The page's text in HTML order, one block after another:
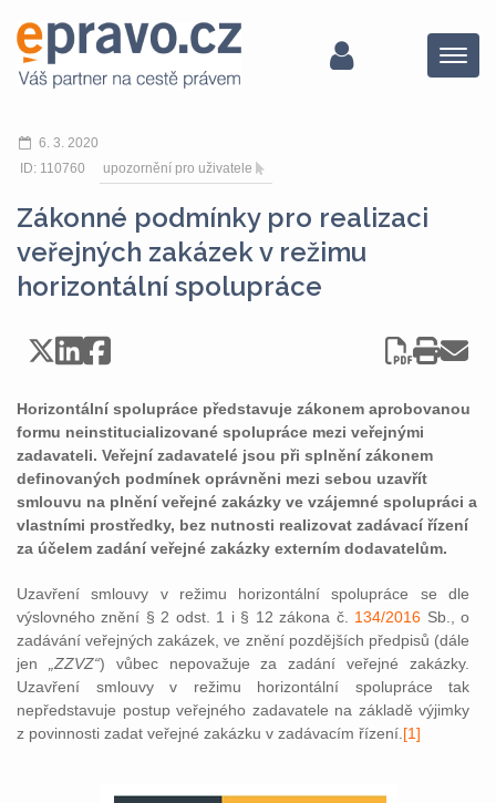
Menu
6. 3. 2020
ID: 110760
upozornění pro uživatele
Zákonné podmínky pro realizaci
veřejných zakázek v režimu
horizontální spolupráce
Horizontální spolupráce představuje zákonem aprobovanou
formu neinstitucializované spolupráce mezi veřejnými
zadavateli. Veřejní zadavatelé jsou při splnění zákonem
definovaných podmínek oprávněni mezi sebou uzavřít
smlouvu na plnění veřejné zakázky ve vzájemné spolupráci a
vlastními prostředky, bez nutnosti realizovat zadávací řízení
za účelem zadání veřejné zakázky externím dodavatelům.
Uzavření smlouvy v režimu horizontální spolupráce se dle
výslovného znění § 2 odst. 1 i § 12 zákona č. 134/2016 Sb., o
zadávání veřejných zakázek, ve znění pozdějších předpisů (dále
jen
„ZZVZ“) vůbec nepovažuje za zadání veřejné zakázky.
Uzavření smlouvy v režimu horizontální spolupráce tak
nepředstavuje postup veřejného zadavatele na základě výjimky
z povinnosti zadat veřejné zakázku v zadávacím řízení. [1]